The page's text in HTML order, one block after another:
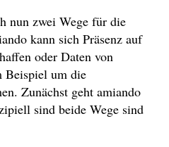
nun zwei Wege für die
kann sich Präsenz auf
oder Daten von
Beispiel um die
Zunächst geht amiando
sind beide Wege sind